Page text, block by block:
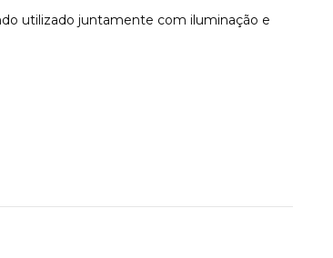
utilizado juntamente com iluminação e